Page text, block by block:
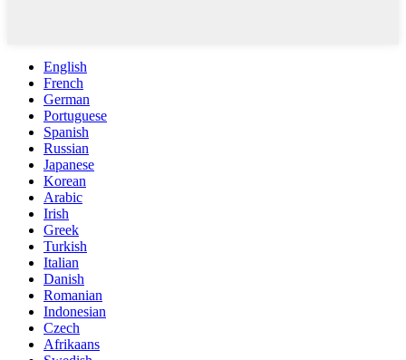
English
French
German
Portuguese
Spanish
Russian
Japanese
Korean
Arabic
Irish
Greek
Turkish
Italian
Danish
Romanian
Indonesian
Czech
Afrikaans